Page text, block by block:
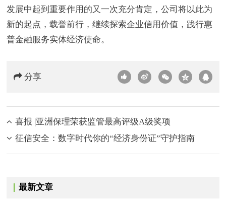
发展中起到重要作用的又一次充分肯定，公司将以此为
新的起点，载誉前行，继续探索企业信用价值，践行惠
普金融服务实体经济使命。
分享
喜报 |亚洲保理荣获监管最高评级A级奖项
征信安全：数字时代你的“经济身份证”守护指南
最新文章